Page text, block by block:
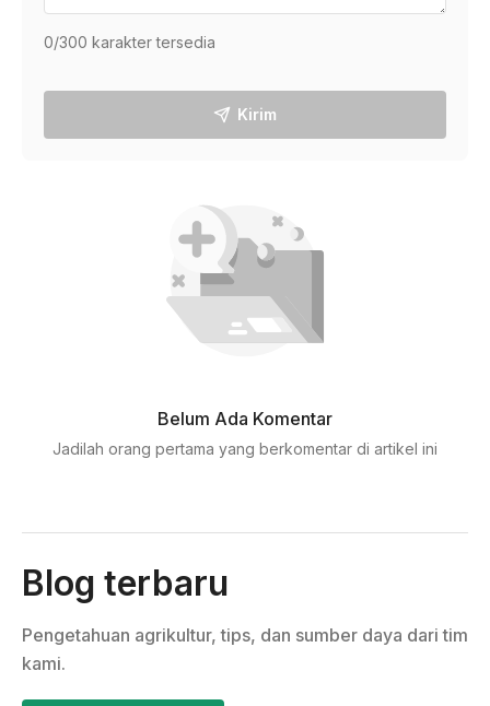
0/300 karakter tersedia
Kirim
Belum Ada Komentar
Jadilah orang pertama yang berkomentar di artikel ini
Blog terbaru
Pengetahuan agrikultur, tips, dan sumber daya dari tim
kami.